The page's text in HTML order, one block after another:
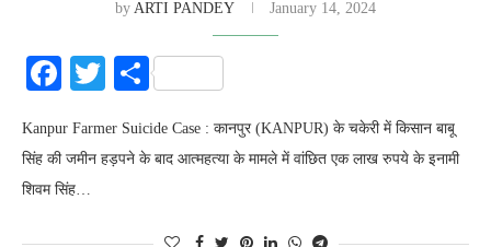
by ARTI PANDEY January 14, 2024
Facebook
Twitter
Share
Kanpur Farmer Suicide Case : कानपुर (KANPUR) के चकेरी में किसान बाबू
सिंह की जमीन हड़पने के बाद आत्महत्या के मामले में वांछित एक लाख रुपये के इनामी
शिवम सिंह…